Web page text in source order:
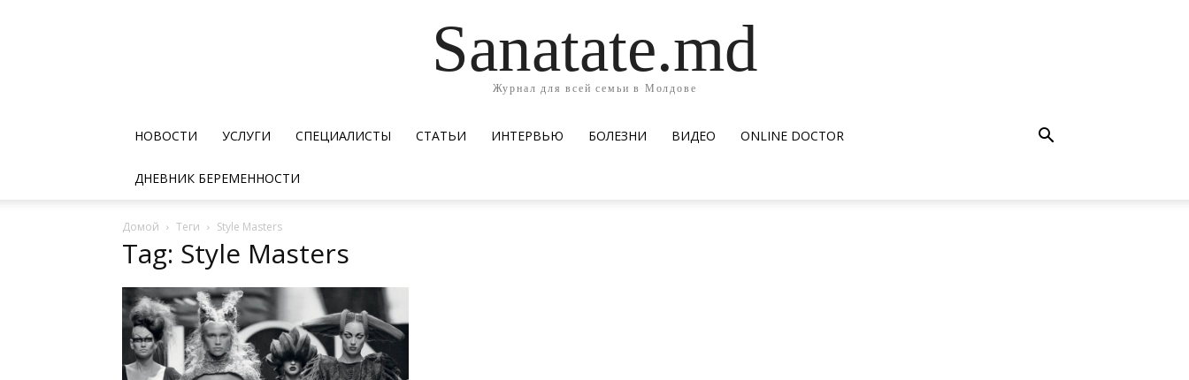
Sanatate.md
Журнал для всей семьи в Молдове
НОВОСТИ УСЛУГИ СПЕЦИАЛИСТЫ СТАТЬИ ИНТЕРВЬЮ БОЛЕЗНИ ВИДЕО ОNLINE DOCTOR
ДНЕВНИК БЕРЕМЕННОСТИ
Домой Теги Style Masters
Tag: Style Masters